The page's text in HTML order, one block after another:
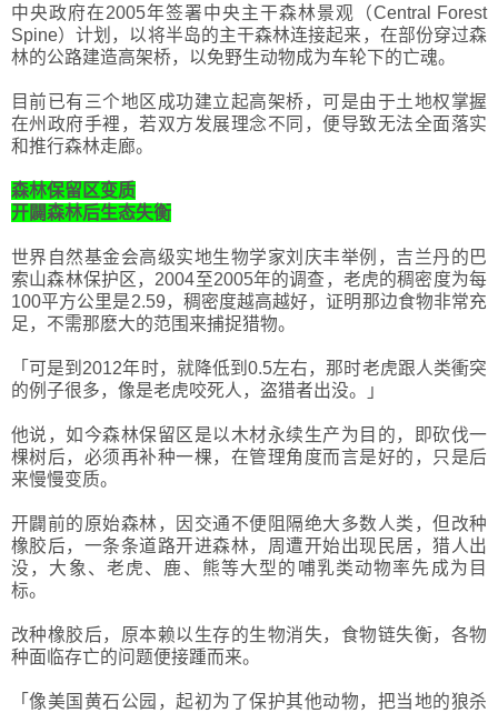
中央政府在2005年签署中央主干森林景观（Central Forest
Spine）计划，以将半岛的主干森林连接起来，在部份穿过森
林的公路建造高架桥，以免野生动物成为车轮下的亡魂。
目前已有三个地区成功建立起高架桥，可是由于土地权掌握
在州政府手裡，若双方发展理念不同，便导致无法全面落实
和推行森林走廊。
森林保留区变质
开闢森林后生态失衡
世界自然基金会高级实地生物学家刘庆丰举例，吉兰丹的巴
索山森林保护区，2004至2005年的调查，老虎的稠密度为每
100平方公里是2.59，稠密度越高越好，证明那边食物非常充
足，不需那麽大的范围来捕捉猎物。
「可是到2012年时，就降低到0.5左右，那时老虎跟人类衝突
的例子很多，像是老虎咬死人，盗猎者出没。」
他说，如今森林保留区是以木材永续生产为目的，即砍伐一
棵树后，必须再补种一棵，在管理角度而言是好的，只是后
来慢慢变质。
开闢前的原始森林，因交通不便阻隔绝大多数人类，但改种
橡胶后，一条条道路开进森林，周遭开始出现民居，猎人出
没，大象、老虎、鹿、熊等大型的哺乳类动物率先成为目
标。
改种橡胶后，原本赖以生存的生物消失，食物链失衡，各物
种面临存亡的问题便接踵而来。
「像美国黄石公园，起初为了保护其他动物，把当地的狼杀